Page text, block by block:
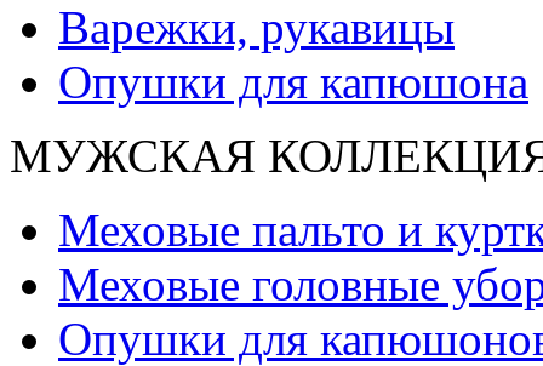
Варежки, рукавицы
Опушки для капюшона
МУЖСКАЯ
Меховые пальто и
Меховые головные
Опушки для